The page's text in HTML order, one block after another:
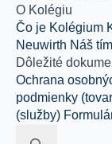
O Kolégiu
Čo je Kolégium
Neuwirth Náš tím
Dôležité
Ochrana
podmienky
(služby)